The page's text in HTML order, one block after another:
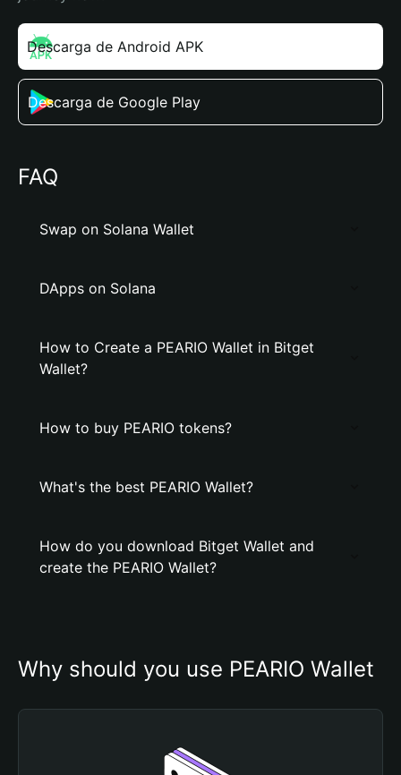
Descarga de Android APK
Descarga de Google Play
FAQ
Swap on Solana Wallet
DApps on Solana
How to Create a PEARIO Wallet in Bitget
Wallet?
How to buy PEARIO tokens?
What's the best PEARIO Wallet?
How do you download Bitget Wallet and
create the PEARIO Wallet?
Why should you use PEARIO Wallet